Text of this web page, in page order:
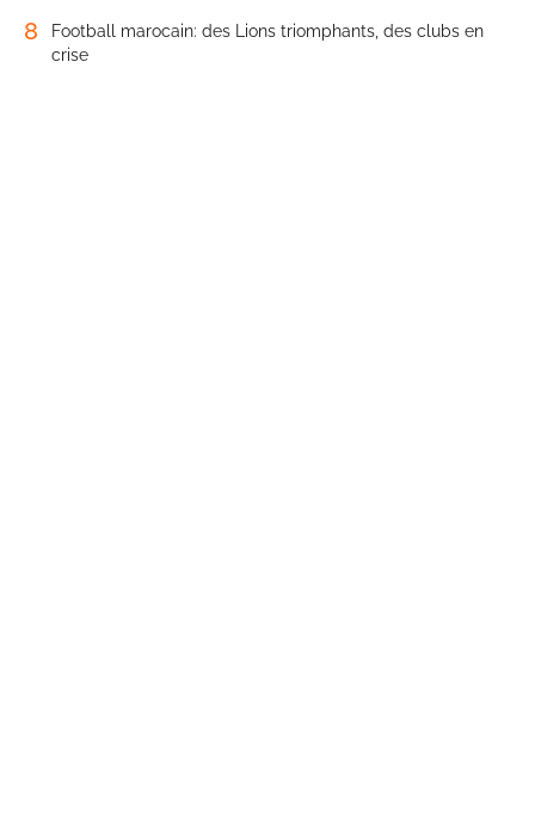
8
Football marocain: des Lions triomphants, des clubs en
crise